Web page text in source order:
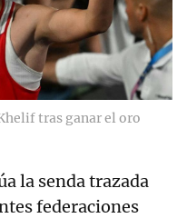
tras ganar el oro
la senda trazada
federaciones